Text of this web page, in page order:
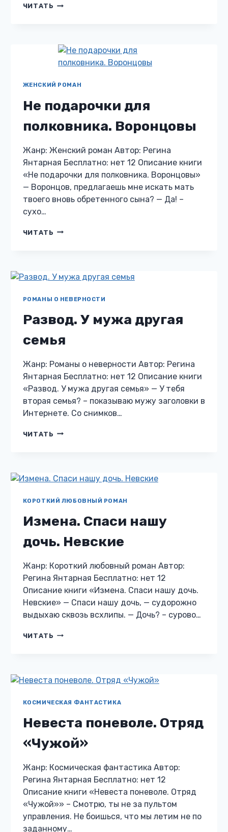
ЧИТАТЬ ДЕВОЧКА
ЖЕНСКИЙ РОМАН
Не подарочки для
полковника. Воронцовы
Жанр: Женский роман Автор: Регина
Янтарная Бесплатно: нет 12 Описание книги
«Не подарочки для полковника. Воронцовы»
— Воронцов, предлагаешь мне искать мать
твоего вновь обретенного сына? — Да! –
сухо…
ЧИТАТЬ НЕ
РОМАНЫ О НЕВЕРНОСТИ
Развод. У мужа другая
семья
Жанр: Романы о неверности Автор: Регина
Янтарная Бесплатно: нет 12 Описание книги
«Развод. У мужа другая семья» — У тебя
вторая семья? – показываю мужу заголовки в
Интернете. Со снимков…
ЧИТАТЬ РАЗВОД.
КОРОТКИЙ ЛЮБОВНЫЙ РОМАН
Измена. Спаси нашу
дочь. Невские
Жанр: Короткий любовный роман Автор:
Регина Янтарная Бесплатно: нет 12
Описание книги «Измена. Спаси нашу дочь.
Невские» — Спаси нашу дочь, — судорожно
выдыхаю сквозь всхлипы. — Дочь? – сурово…
ЧИТАТЬ ИЗМЕНА.
КОСМИЧЕСКАЯ ФАНТАСТИКА
Невеста поневоле. Отряд
«Чужой»
Жанр: Космическая фантастика Автор:
Регина Янтарная Бесплатно: нет 12
Описание книги «Невеста поневоле. Отряд
«Чужой»» – Смотрю, ты не за пультом
управления. Не боишься, что мы летим не по
заданному…